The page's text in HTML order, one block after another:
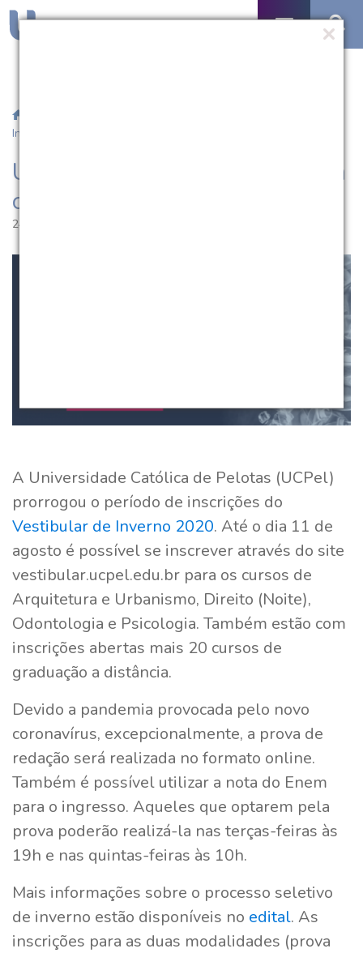
Inverno 2020
UCPel prorroga inscrições para
o Vestibular de Inverno 2020
24.07.2020 | 12:01
A Universidade Católica de Pelotas (UCPel)
prorrogou o período de inscrições do
Vestibular de Inverno 2020. Até o dia 11 de
agosto é possível se inscrever através do site
vestibular.ucpel.edu.br para os cursos de
Arquitetura e Urbanismo, Direito (Noite),
Odontologia e Psicologia. Também estão com
inscrições abertas mais 20 cursos de
graduação a distância.
Devido a pandemia provocada pelo novo
coronavírus, excepcionalmente, a prova de
redação será realizada no formato online.
Também é possível utilizar a nota do Enem
para o ingresso. Aqueles que optarem pela
prova poderão realizá-la nas terças-feiras às
19h e nas quintas-feiras às 10h.
Mais informações sobre o processo seletivo
de inverno estão disponíveis no edital. As
inscrições para as duas modalidades (prova